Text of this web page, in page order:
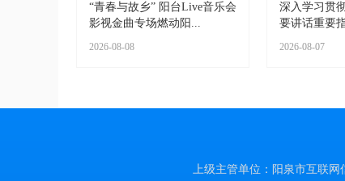
“青春与故乡” 阳台Live音乐会
影视金曲专场燃动阳...
2026-08-08
深入学习贯
要讲话重要
2026-08-07
上级主管单位：阳泉市互联网